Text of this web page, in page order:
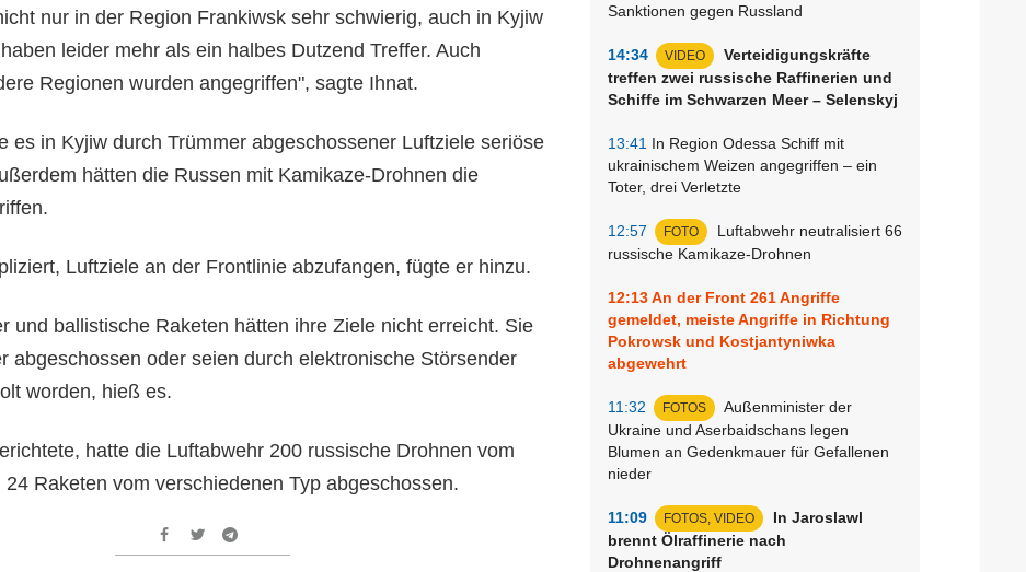
Sanktionen gegen Russland
14:34 VIDEO
Verteidigungskräfte
treffen zwei russische Raffinerien und
Schiffe im Schwarzen Meer – Selenskyj
13:41 In Region Odessa Schiff mit
ukrainischem Weizen angegriffen – ein
Toter, drei Verletzte
12:57 FOTO
Luftabwehr neutralisiert 66
russische Kamikaze-Drohnen
12:13An der Front 261 Angriffe
gemeldet, meiste Angriffe in Richtung
Pokrowsk und Kostjantyniwka
abgewehrt
11:32 FOTOS
Außenminister der
Ukraine und Aserbaidschans legen
Blumen an Gedenkmauer für Gefallenen
nieder
11:09 FOTOS, VIDEO
In Jaroslawl
brennt Ölraffinerie nach
Drohnenangriff
nur in der Region Frankiwsk sehr schwierig, auch in Kyjiw
leider mehr als ein halbes Dutzend Treffer. Auch
Regionen wurden angegriffen", sagte Ihnat.
es in Kyjiw durch Trümmer abgeschossener Luftziele seriöse
hätten die Russen mit Kamikaze-Drohnen die
Luftziele an der Frontlinie abzufangen, fügte er hinzu.
und ballistische Raketen hätten ihre Ziele nicht erreicht. Sie
abgeschossen oder seien durch elektronische Störsender
worden, hieß es.
hatte die Luftabwehr 200 russische Drohnen vom
Raketen vom verschiedenen Typ abgeschossen.